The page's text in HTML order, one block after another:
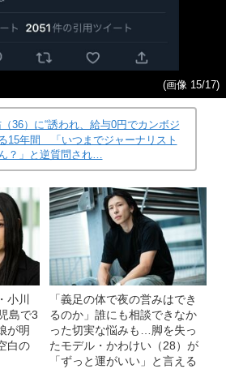
(画像 15/17)
36）に“誘われ、給与0円でカンボジ
15年間 「いつまでジャーナリスト
？」と逆質問され…
小川
島で3
が明
白の
「義足の体で夜の営みはでき
るのか」誰にも相談できなか
った切実な悩みも…脚を失っ
たモデル・かわけい（28）が
「ずっと運がいい」と言える